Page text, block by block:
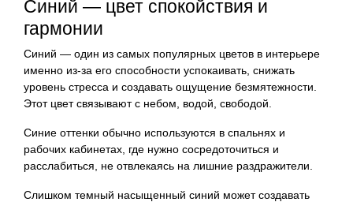
Синий — цвет спокойствия и
гармонии
Синий — один из самых популярных цветов в интерьере
именно из-за его способности успокаивать, снижать
уровень стресса и создавать ощущение безмятежности.
Этот цвет связывают с небом, водой, свободой.
Синие оттенки обычно используются в спальнях и
рабочих кабинетах, где нужно сосредоточиться и
расслабиться, не отвлекаясь на лишние раздражители.
Слишком темный насыщенный синий может создавать